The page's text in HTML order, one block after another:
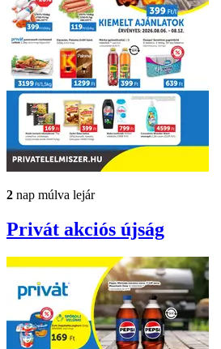
2 nap múlva lejár
Privát akciós újság